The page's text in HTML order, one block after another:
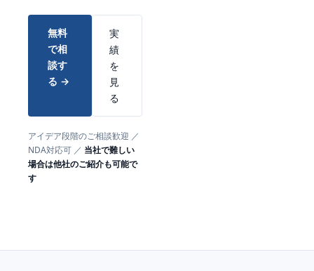
無料
で相
談す
る →
実
績
を
見
る
アイデア段階のご相談歓迎 ／
NDA対応可 ／ 当社で難しい
場合は他社のご紹介も可能で
す